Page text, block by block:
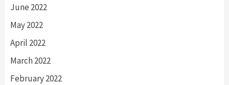
June 2022
May 2022
April 2022
March 2022
February 2022